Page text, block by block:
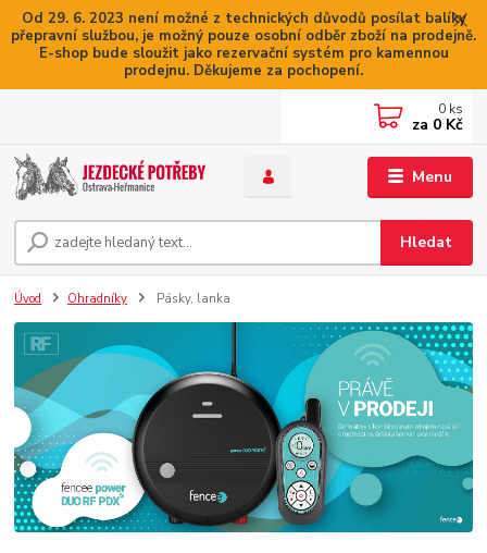
Od 29. 6. 2023 není možné z technických důvodů posílat balíky
přepravní službou, je možný pouze osobní odběr zboží na prodejně.
E-shop bude sloužit jako rezervační systém pro kamennou
prodejnu. Děkujeme za pochopení.
Menu
Hledat
0 ks
za 0 Kč
Úvod Ohradníky Pásky, lanka